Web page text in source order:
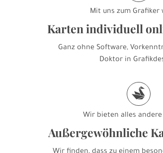
Mit uns zum Grafiker
Karten individuell
Ganz ohne Software,
Doktor in
s
Wir bieten alles andere
Außergewöhnliche